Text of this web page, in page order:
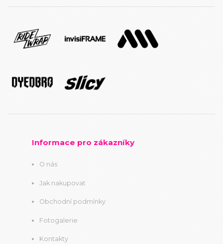
Informace pro zákazníky
O nás
Jak nakupovat
Obchodní podmínky
Fotogalerie
Kontakty